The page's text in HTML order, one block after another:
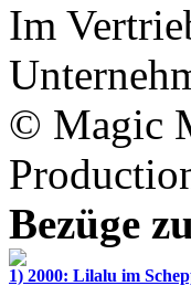
Im
© Magic
Bezüge
1) 2000: Lilalu im